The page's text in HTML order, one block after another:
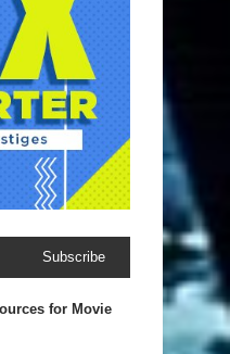
Subscribe
for Movie